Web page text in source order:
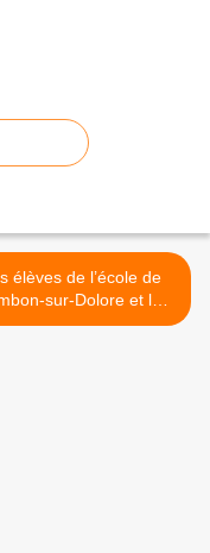
élèves de l’école de
sur-Dolore et leur
sont heureux de